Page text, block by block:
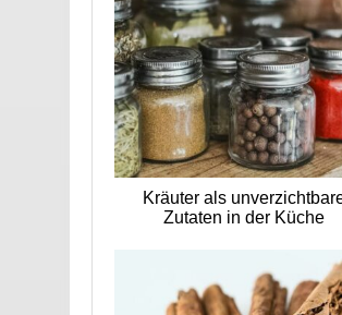
Kräuter als
Zutaten in der Küche